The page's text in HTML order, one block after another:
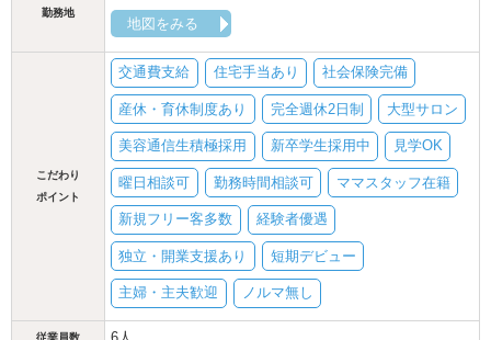
勤務地
地図をみる
こだわり
ポイント
交通費支給 住宅手当あり 社会保険完備
産休・育休制度あり 完全週休2日制 大型サロン
美容通信生積極採用 新卒学生採用中 見学OK
曜日相談可 勤務時間相談可 ママスタッフ在籍
新規フリー客多数 経験者優遇
独立・開業支援あり 短期デビュー
主婦・主夫歓迎 ノルマ無し
従業員数